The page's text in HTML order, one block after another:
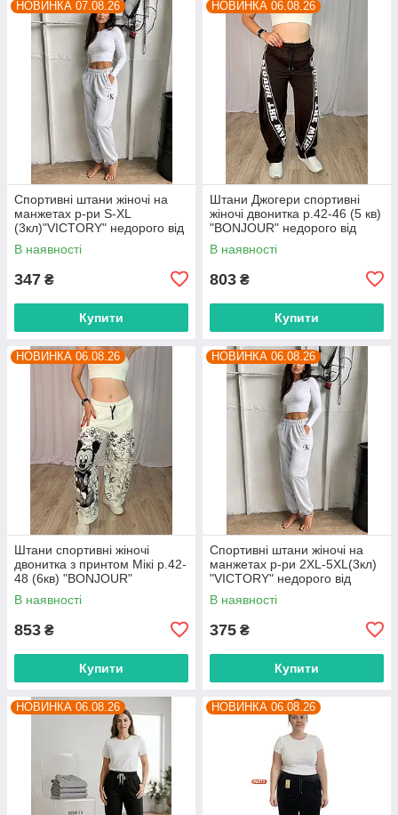
НОВИНКА 07.08.26
Спортивні штани жіночі на
манжетах р-ри S-XL
(3кл)"VICTORY" недорого від
прямого постачальника
В наявності
347 ₴
Купити
НОВИНКА 06.08.26
Штани Джогери спортивні
жіночі двонитка р.42-46 (5 кв)
"BONJOUR" недорого від
прямого постачальника
В наявності
803 ₴
Купити
НОВИНКА 06.08.26
Штани спортивні жіночі
двонитка з принтом Мікі р.42-
48 (6кв) "BONJOUR"
недорого від прямого
постачальника
В наявності
853 ₴
Купити
НОВИНКА 06.08.26
Спортивні штани жіночі на
манжетах р-ри 2XL-5XL(3кл)
"VICTORY" недорого від
прямого постачальника
В наявності
375 ₴
Купити
НОВИНКА 06.08.26 НОВИНКА 06.08.26